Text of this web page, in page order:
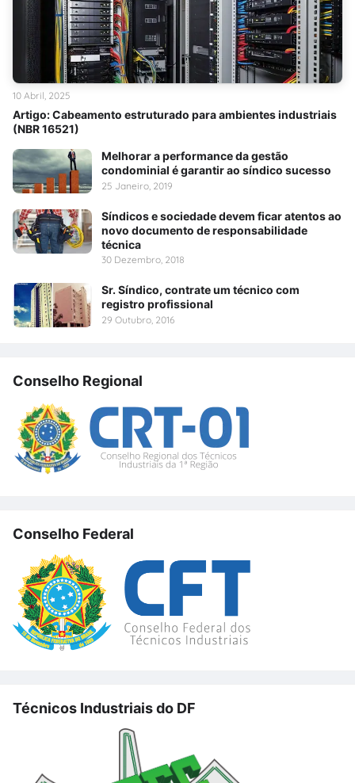
Artigo: Cabeamento estruturado para ambientes industriais
(NBR 16521)
10 Abril, 2025
Melhorar a performance da gestão
condominial é garantir ao síndico sucesso
25 Janeiro, 2019
Síndicos e sociedade devem ficar atentos ao
novo documento de responsabilidade
técnica
30 Dezembro, 2018
Sr. Síndico, contrate um técnico com
registro profissional
29 Outubro, 2016
Conselho Regional
Conselho Federal
Técnicos Industriais do DF